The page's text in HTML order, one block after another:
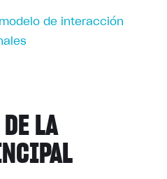
de interacción
DE LA